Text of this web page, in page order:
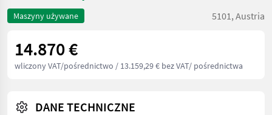
Maszyny używane 5101, Austria
14.870 €
wliczony VAT/pośrednictwo / 13.159,29 € bez VAT/ pośrednictwa
DANE TECHNICZNE